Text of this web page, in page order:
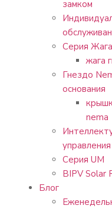
замком
Серия Жага
жага
Гнездо
основания
nema
Серия UM
BIPV Solar
Блог